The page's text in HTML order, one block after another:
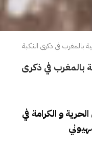
بالمغرب في ذكرى النكبة
بالمغرب في ذكرى
و الكرامة في